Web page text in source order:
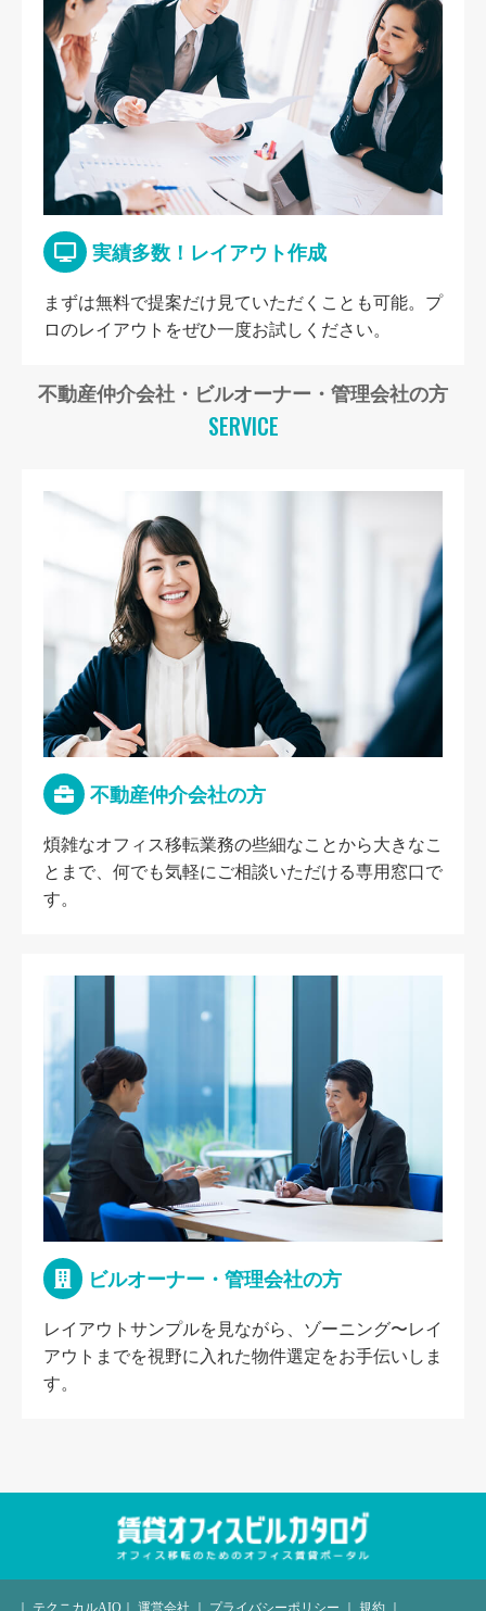
実績多数！レイアウト作成
まずは無料で提案だけ見ていただくことも可能。プ
ロのレイアウトをぜひ一度お試しください。
不動産仲介会社・ビルオーナー・管理会社の方
SERVICE
不動産仲介会社の方
煩雑なオフィス移転業務の些細なことから大きなこ
とまで、何でも気軽にご相談いただける専用窓口で
す。
ビルオーナー・管理会社の方
レイアウトサンプルを見ながら、ゾーニング〜レイ
アウトまでを視野に入れた物件選定をお手伝いしま
す。